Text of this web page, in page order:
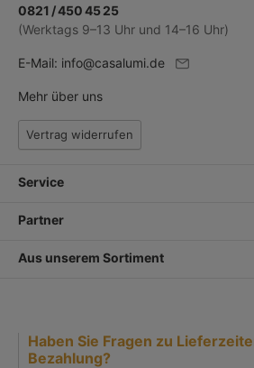
0821 / 450 45 25
(Werktags 9–13 Uhr und 14–16 Uhr)
E-Mail: info@casalumi.de
Mehr über uns
Vertrag widerrufen
Service
Partner
Aus unserem Sortiment
Haben Sie Fragen zu
Bezahlung?